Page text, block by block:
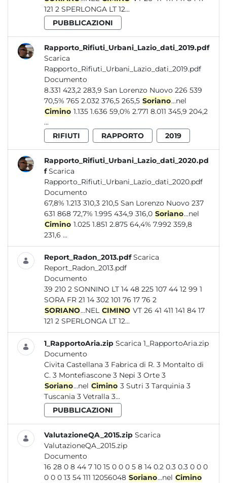
121 2 SPERLONGA LT 12...
PUBBLICAZIONI
Rapporto_Rifiuti_Urbani_Lazio_dati_2019.pdf
Scarica
Rapporto_Rifiuti_Urbani_Lazio_dati_2019.pdf
Documento
8.331 423,2 283,9 San Lorenzo Nuovo 226 539
70,5% 765 2.032 376,5 265,5 Soriano...nel
Cimino
...
RIFIUTI
RAPPORTO 2019
Rapporto_Rifiuti_Urbani_Lazio_dati_2020.pd
f Scarica
Rapporto_Rifiuti_Urbani_Lazio_dati_2020.pdf
Documento
67,8% 1.213 310,3 210,5 San Lorenzo Nuovo 237
631 868 72,7% 1.995 434,9 316,0 Soriano...nel
Cimino 1.025 1.851 2.875 64,4% 7.992 359,8
231,6 ...
Report_Radon_2013.pdf Scarica
Report_Radon_2013.pdf
Documento
39 210 2 SONNINO LT 14 48 225 107 44 12 99 1
SORA FR 21 14 302 101 76 17 76 2
SORIANO...NEL CIMINO VT 26 41 411 141 84 17
121 2 SPERLONGA LT 12...
1_RapportoAria.zip Scarica 1_RapportoAria.zip
Documento
Civita Castellana 3 Fabrica di R. 3 Montalto di
C. 3 Montefiascone 3 Nepi 3 Orte 3
Soriano...nel Cimino 3 Sutri 3 Tarquinia 3
Tuscania 3 Vetralla 3...
PUBBLICAZIONI
ValutazioneQA_2015.zip Scarica
ValutazioneQA_2015.zip
Documento
16 28 0 8 44 7 10 15 0 0 0 5 8 14 0.2 0.3 0.3 0 0 0
0 0 0 13 54 111 12056048 Soriano...nel Cimino